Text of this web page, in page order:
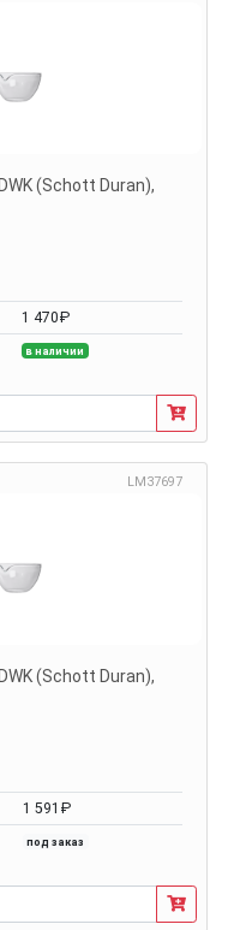
(Schott Duran),
1 470₽
в наличии
LM37697
(Schott Duran),
1 591₽
под заказ